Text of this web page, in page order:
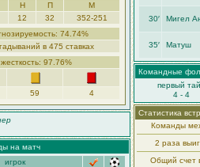
Н П
М
12 32
352-251
74.74%
в 475 ставках
жесткость: 97.76%
59 4
на матч
игрок
30′ Мигел
35′ Матуш
Командные
первый
4 - 4
Статистика
Команды
2 раза
Общий счет